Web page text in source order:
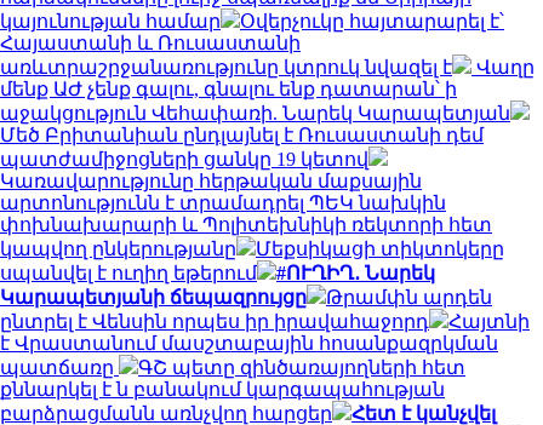
կայունության համար
Օվերչուկը հայտարարել է՝
Հայաստանի և Ռուսաստանի
առևտրաշրջանառությունը կտրուկ նվազել է
Վաղը
մենք ԱԺ չենք գալու, գնալու ենք դատարան՝ ի
աջակցություն Վեհափառի. Նարեկ Կարապետյան
Մեծ Բրիտանիան ընդլայնել է Ռուսաստանի դեմ
պատժամիջոցների ցանկը 19 կետով
Կառավարությունը հերթական մաքսային
արտոնությունն է տրամադրել ՊԵԿ նախկին
փոխնախարարի և Պոլիտեխնիկի ռեկտորի հետ
կապվող ընկերությանը
Մեքսիկացի տիկտոկերը
սպանվել է ուղիղ եթերում
#ՈՒՂԻՂ․ Նարեկ
Կարապետյանի ճեպազրույցը
Թրամփն արդեն
ընտրել է Վենսին որպես իր իրավահաջորդ
Հայտնի
է Վրաստանում մասշտաբային հոսանքազրկման
պատճառը
ԳՇ պետը զինծառայողների հետ
քննարկել է ն բանակում կարգապահության
բարձրացմանն առնչվող հարցեր
Հետ է կանչվել